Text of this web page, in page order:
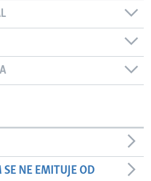
NE EMITUJE OD